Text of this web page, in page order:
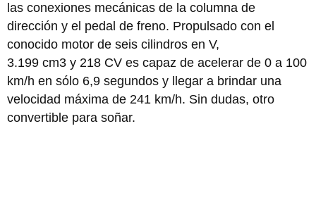
las conexiones mecánicas de la columna de
dirección y el pedal de freno. Propulsado con el
conocido motor de seis cilindros en V,
3.199 cm3 y 218 CV es capaz de acelerar de 0 a 100
km/h en sólo 6,9 segundos y llegar a brindar una
velocidad máxima de 241 km/h. Sin dudas, otro
convertible para soñar.